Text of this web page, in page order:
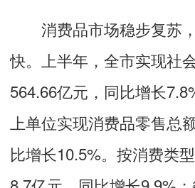
消费品市场稳步复苏
快。上半年，全市实现社
564.66亿元，同比增长
上单位实现消费品零售总
比增长10.5%。按消费类